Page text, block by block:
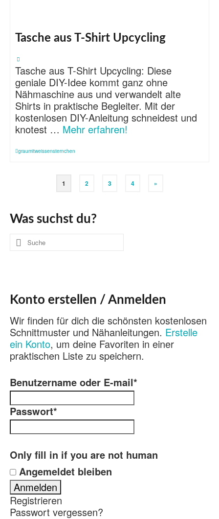
Tasche aus T-Shirt Upcycling
Tasche aus T-Shirt Upcycling: Diese
geniale DIY-Idee kommt ganz ohne
Nähmaschine aus und verwandelt alte
Shirts in praktische Begleiter. Mit der
kostenlosen DIY-Anleitung schneidest und
knotest … Mehr erfahren!
graumitweissensternchen
1 2 3 4 »
Was suchst du?
Suche
nach:
Konto erstellen / Anmelden
Wir finden für dich die schönsten kostenlosen
Schnittmuster und Nähanleitungen. Erstelle
ein Konto, um deine Favoriten in einer
praktischen Liste zu speichern.
Benutzername oder E-mail*
Passwort*
Only fill in if you are not human
Angemeldet bleiben
Registrieren
Passwort vergessen?